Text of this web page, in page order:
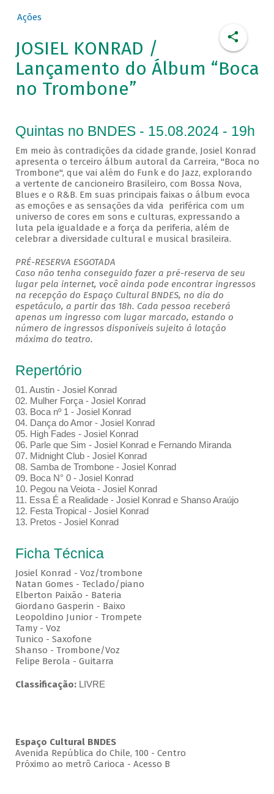
Ações
JOSIEL KONRAD /
Lançamento do Álbum “Boca
no Trombone”
Quintas no BNDES - 15.08.2024 - 19h
Em meio às contradições da cidade grande, Josiel Konrad
apresenta o terceiro álbum autoral da Carreira, "Boca no
Trombone", que vai além do Funk e do Jazz, explorando
a vertente de cancioneiro Brasileiro, com Bossa Nova,
Blues e o R&B. Em suas principais faixas o álbum evoca
as emoções e as sensações da vida periférica com um
universo de cores em sons e culturas, expressando a
luta pela igualdade e a força da periferia, além de
celebrar a diversidade cultural e musical brasileira.
PRÉ-RESERVA ESGOTADA
Caso não tenha conseguido fazer a pré-reserva de seu
lugar pela internet, você ainda pode encontrar ingressos
na recepção do Espaço Cultural BNDES, no dia do
espetáculo, a partir das 18h. Cada pessoa receberá
apenas um ingresso com lugar marcado, estando o
número de ingressos disponíveis sujeito à lotação
máxima do teatro.
Repertório
01. Austin - Josiel Konrad
02. Mulher Força - Josiel Konrad
03. Boca nº 1 - Josiel Konrad
04. Dança do Amor - Josiel Konrad
05. High Fades - Josiel Konrad
06. Parle que Sim - Josiel Konrad e Fernando Miranda
07. Midnight Club - Josiel Konrad
08. Samba de Trombone - Josiel Konrad
09. Boca N° 0 - Josiel Konrad
10. Pegou na Veiota - Josiel Konrad
11. Essa É a Realidade - Josiel Konrad e Shanso Araújo
12. Festa Tropical - Josiel Konrad
13. Pretos - Josiel Konrad
Ficha Técnica
Josiel Konrad - Voz/trombone
Natan Gomes - Teclado/piano
Elberton Paixão - Bateria
Giordano Gasperin - Baixo
Leopoldino Junior - Trompete
Tamy - Voz
Tunico - Saxofone
Shanso - Trombone/Voz
Felipe Berola - Guitarra
Classificação: LIVRE
Espaço Cultural BNDES
Avenida República do Chile, 100 - Centro
Próximo ao metrô Carioca - Acesso B